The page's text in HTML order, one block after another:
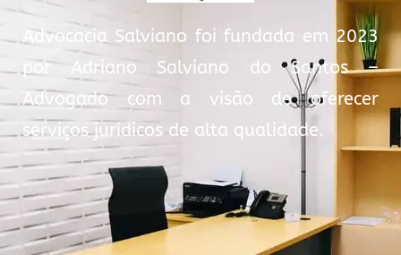
Advocacia Salviano foi fundada em 2023
por Adriano Salviano do Santos –
Advogado com a visão de oferecer
serviços jurídicos de alta qualidade.